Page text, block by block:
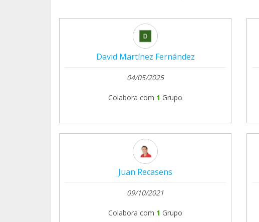
David Martínez Fernández
04/05/2025
Colabora com 1 Grupo
Juan Recasens
09/10/2021
Colabora com 1 Grupo